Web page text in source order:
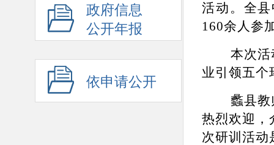
政府信息
公开年报
依申请公开
活动。全
160余人参
本次
业引领五个
蠡县
热烈欢迎，
次研训活动